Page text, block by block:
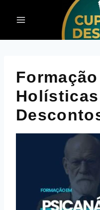
para
o